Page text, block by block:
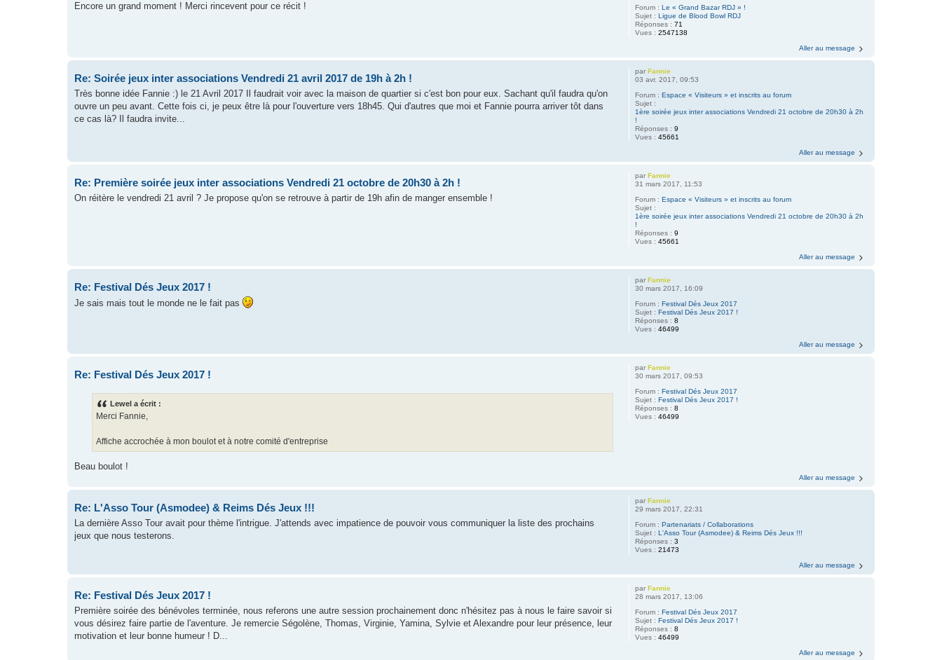
Forum :Le « Grand Bazar RDJ » !
Sujet :Ligue de Blood Bowl RDJ
Réponses :71
Vues :2547138
Encore un grand moment ! Merci rincevent pour ce récit !
Aller au message
parFannie
03 avr. 2017, 09:53
Forum :Espace « Visiteurs » et inscrits au forum
Sujet :
1ère soirée jeux inter associations Vendredi 21 octobre de 20h30 à 2h
!
Réponses :9
Vues :45661
Re: Soirée jeux inter associations Vendredi 21 avril 2017 de 19h à 2h !
Très bonne idée Fannie :) le 21 Avril 2017 Il faudrait voir avec la maison de quartier si c'est bon pour eux. Sachant qu'il faudra qu'on
ouvre un peu avant. Cette fois ci, je peux être là pour l'ouverture vers 18h45. Qui d'autres que moi et Fannie pourra arriver tôt dans
ce cas là? Il faudra invite...
Aller au message
parFannie
31 mars 2017, 11:53
Forum :Espace « Visiteurs » et inscrits au forum
Sujet :
1ère soirée jeux inter associations Vendredi 21 octobre de 20h30 à 2h
!
Réponses :9
Vues :45661
Re: Première soirée jeux inter associations Vendredi 21 octobre de 20h30 à 2h !
On réitère le vendredi 21 avril ? Je propose qu'on se retrouve à partir de 19h afin de manger ensemble !
Aller au message
parFannie
30 mars 2017, 16:09
Forum :Festival Dés Jeux 2017
Sujet :Festival Dés Jeux 2017 !
Réponses :8
Vues :46499
Re: Festival Dés Jeux 2017 !
Je sais mais tout le monde ne le fait pas
Aller au message
parFannie
30 mars 2017, 09:53
Forum :Festival Dés Jeux 2017
Sujet :Festival Dés Jeux 2017 !
Réponses :8
Vues :46499
Re: Festival Dés Jeux 2017 !
Lewel a écrit :
Merci Fannie,
Affiche accrochée à mon boulot et à notre comité d'entreprise
Beau boulot !
Aller au message
parFannie
29 mars 2017, 22:31
Forum :Partenariats / Collaborations
Sujet :L'Asso Tour (Asmodee) & Reims Dés Jeux !!!
Réponses :3
Vues :21473
Re: L'Asso Tour (Asmodee) & Reims Dés Jeux !!!
La dernière Asso Tour avait pour thème l'intrigue. J'attends avec impatience de pouvoir vous communiquer la liste des prochains
jeux que nous testerons.
Aller au message
parFannie
28 mars 2017, 13:06
Forum :Festival Dés Jeux 2017
Sujet :Festival Dés Jeux 2017 !
Réponses :8
Vues :46499
Re: Festival Dés Jeux 2017 !
Première soirée des bénévoles terminée, nous referons une autre session prochainement donc n'hésitez pas à nous le faire savoir si
vous désirez faire partie de l'aventure. Je remercie Ségolène, Thomas, Virginie, Yamina, Sylvie et Alexandre pour leur présence, leur
motivation et leur bonne humeur ! D...
Aller au message